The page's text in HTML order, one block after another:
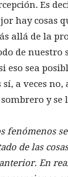
Es
hay cosas
allá de la
de nuestro
eso sea
sí, a veces
y se
fenómenos
de las
En